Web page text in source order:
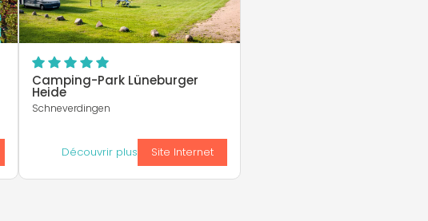
Camping-Park Lüneburger
Heide
Schneverdingen
Découvrir plus Site Internet